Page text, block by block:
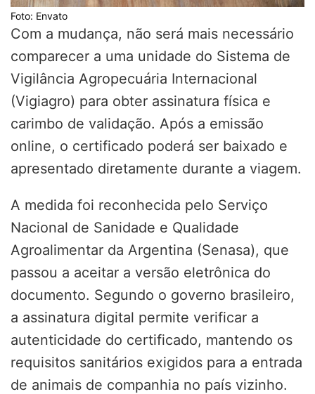
Foto: Envato
Com a mudança, não será mais necessário
comparecer a uma unidade do Sistema de
Vigilância Agropecuária Internacional
(Vigiagro) para obter assinatura física e
carimbo de validação. Após a emissão
online, o certificado poderá ser baixado e
apresentado diretamente durante a viagem.
A medida foi reconhecida pelo Serviço
Nacional de Sanidade e Qualidade
Agroalimentar da Argentina (Senasa), que
passou a aceitar a versão eletrônica do
documento. Segundo o governo brasileiro,
a assinatura digital permite verificar a
autenticidade do certificado, mantendo os
requisitos sanitários exigidos para a entrada
de animais de companhia no país vizinho.